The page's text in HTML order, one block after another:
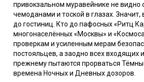
привокзальном муравейнике не
чемоданами и тоской в глазах.
до гостиниц. Кто до пафосных «Ритц
многонаселённых «Москвы» и
проверкам и усиленным мерам
постояльцев, а заодно всех входящих
прежнему пытаются прорваться
времена Ночных и Дневных дозоров.